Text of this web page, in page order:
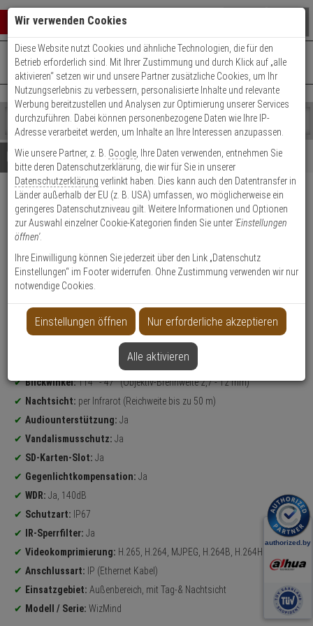
Warenkorb schließen
0 ARTIKEL IM WARENKORB
Ihr Warenkorb ist momentan leer.
Ergebnisse ()
Fertig
Shop
durchsuchen
Bitte
geben
Sie
mindestens
Zeichen
ein,
um
Suche
Es
wurde
noch
Kategorien
Suche
gestartet
+49 (0)821 899 493-0Mo. - Do.: 8:00 - 16:30 | Fr.: 8:00 - 14:00 Uhr
Kontaktservice nutzen
Details Beratung
Dahua IPC-HFW5442E-ZE IP-
Kamera 4MPx T/N IR PoE
Produktmerkmale
Bullet Kamera
Blickwinkel:114° - 47° (Objektiv-Brennweite 2,7 - 12 mm)
Nachtsicht: per Infrarot (Reichweite bis zu 50 m)
Audiounterstützung: Ja
Vandalismusschutz: Ja
SD-Karten-Slot: Ja
Gegenlichtkompensation: Ja
WDR: Ja, 140dB
Schutzart: IP67
IR-Sperrfilter: Ja
Videokomprimierung: H.265, H.264, MJPEG, H.264B, H.264H
Anschlussart: IP (Ethernet Kabel)
Einsatzgebiet: Außenbereich, mit Tag-& Nachtsicht
Modell / Serie: WizMind
Wir verwenden Cookies
Diese Website nutzt Cookies und ähnliche Technologien, die für den
Betrieb erforderlich sind. Mit Ihrer Zustimmung und durch Klick auf „alle
aktivieren“ setzen wir und unsere Partner zusätzliche Cookies, um Ihr
Nutzungserlebnis zu verbessern, personalisierte Inhalte und relevante
Werbung bereitzustellen und Analysen zur Optimierung unserer Services
durchzuführen. Dabei können personenbezogene Daten wie Ihre IP-
Adresse verarbeitet werden, um Inhalte an Ihre Interessen anzupassen.
Wie unsere Partner, z. B. Google , Ihre Daten verwenden, entnehmen Sie
bitte deren Datenschutzerklärung, die wir für Sie in unserer
Datenschutzerklärung verlinkt haben. Dies kann auch den Datentransfer in
Länder außerhalb der EU (z. B. USA) umfassen, wo möglicherweise ein
geringeres Datenschutzniveau gilt. Weitere Informationen und Optionen
zur Auswahl einzelner Cookie-Kategorien finden Sie unter 'Einstellungen
öffnen'.
Ihre Einwilligung können Sie jederzeit über den Link „Datenschutz
Einstellungen“ im Footer widerrufen. Ohne Zustimmung verwenden wir nur
notwendige Cookies.
Einstellungen öffnen Nur erforderliche akzeptieren
Alle aktivieren